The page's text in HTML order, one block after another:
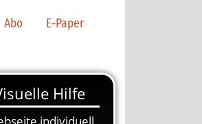
Abo E-Paper